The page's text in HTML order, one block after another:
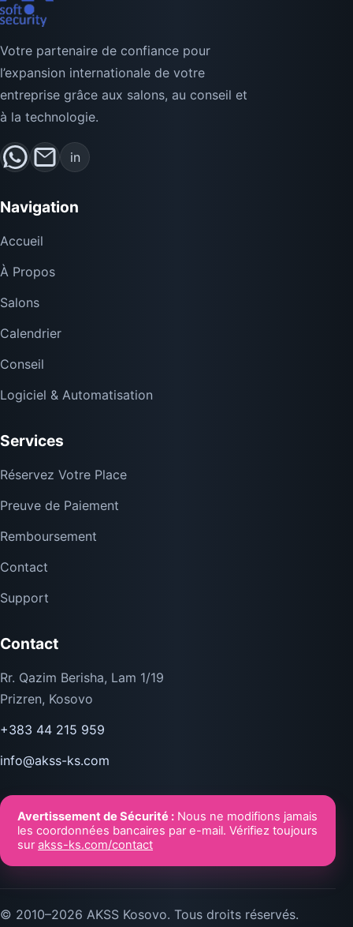
Votre partenaire de confiance pour
l’expansion internationale de votre
entreprise grâce aux salons, au conseil et
à la technologie.
in
Navigation
Accueil
À Propos
Salons
Calendrier
Conseil
Logiciel & Automatisation
Services
Réservez Votre Place
Preuve de Paiement
Remboursement
Contact
Support
Contact
Rr. Qazim Berisha, Lam 1/19
Prizren, Kosovo
+383 44 215 959
info@akss-ks.com
Avertissement de Sécurité : Nous ne modifions jamais
les coordonnées bancaires par e-mail. Vérifiez toujours
surakss-ks.com/contact
© 2010–2026 AKSS Kosovo. Tous droits réservés.